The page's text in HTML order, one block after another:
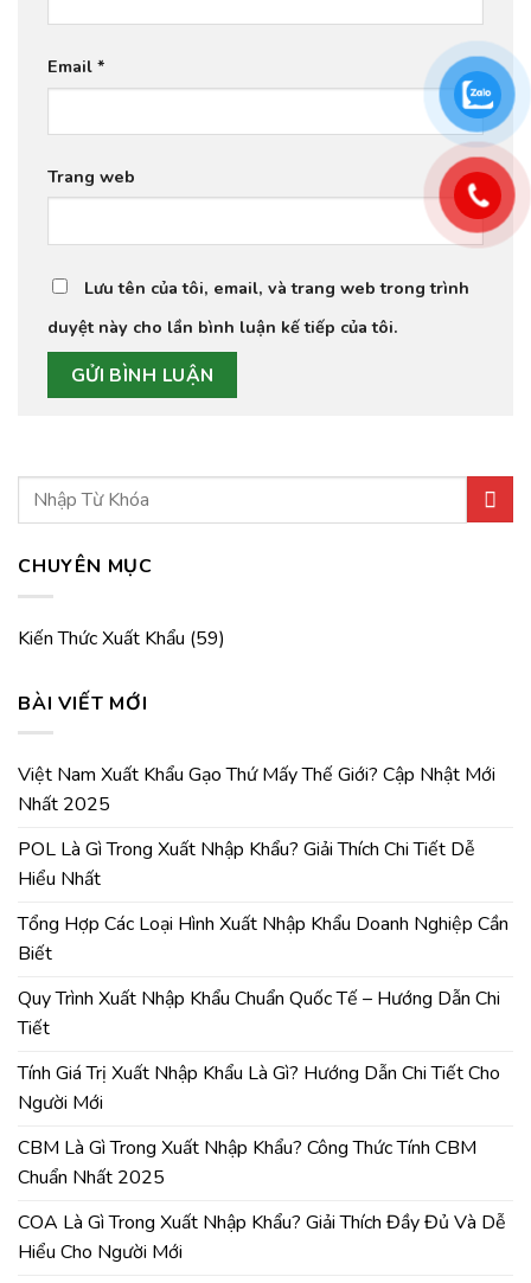
Email *
Trang web
Lưu tên của tôi, email, và trang web trong trình
duyệt này cho lần bình luận kế tiếp của tôi.
CHUYÊN MỤC
Kiến Thức Xuất Khẩu (59)
BÀI VIẾT MỚI
Việt Nam Xuất Khẩu Gạo Thứ Mấy Thế Giới? Cập Nhật Mới
Nhất 2025
POL Là Gì Trong Xuất Nhập Khẩu? Giải Thích Chi Tiết Dễ
Hiểu Nhất
Tổng Hợp Các Loại Hình Xuất Nhập Khẩu Doanh Nghiệp Cần
Biết
Quy Trình Xuất Nhập Khẩu Chuẩn Quốc Tế – Hướng Dẫn Chi
Tiết
Tính Giá Trị Xuất Nhập Khẩu Là Gì? Hướng Dẫn Chi Tiết Cho
Người Mới
CBM Là Gì Trong Xuất Nhập Khẩu? Công Thức Tính CBM
Chuẩn Nhất 2025
COA Là Gì Trong Xuất Nhập Khẩu? Giải Thích Đầy Đủ Và Dễ
Hiểu Cho Người Mới